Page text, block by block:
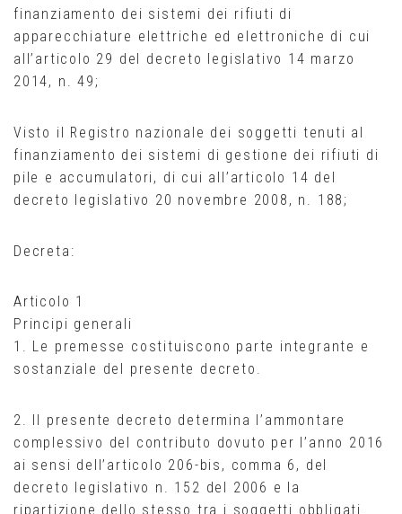
finanziamento dei sistemi dei rifiuti di
apparecchiature elettriche ed elettroniche di cui
all’articolo 29 del decreto legislativo 14 marzo
2014, n. 49;
Visto il Registro nazionale dei soggetti tenuti al
finanziamento dei sistemi di gestione dei rifiuti di
pile e accumulatori, di cui all’articolo 14 del
decreto legislativo 20 novembre 2008, n. 188;
Decreta:
Articolo 1
Principi generali
1. Le premesse costituiscono parte integrante e
sostanziale del presente decreto.
2. Il presente decreto determina l’ammontare
complessivo del contributo dovuto per l’anno 2016
ai sensi dell’articolo 206-bis, comma 6, del
decreto legislativo n. 152 del 2006 e la
ripartizione dello stesso tra i soggetti obbligati.